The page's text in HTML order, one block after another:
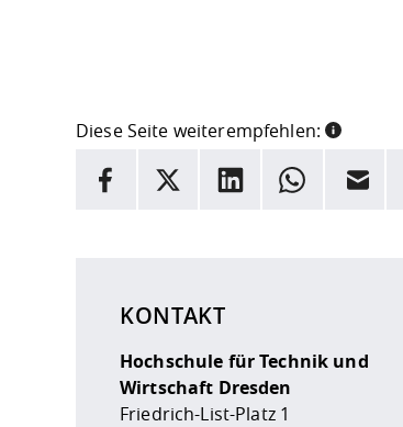
Diese Seite weiterempfehlen:
INFORMATION
Facebook
X LinkedInWhatsappE-Mail
KONTAKT
Hochschule für Technik und
Wirtschaft Dresden
Friedrich-List-Platz 1